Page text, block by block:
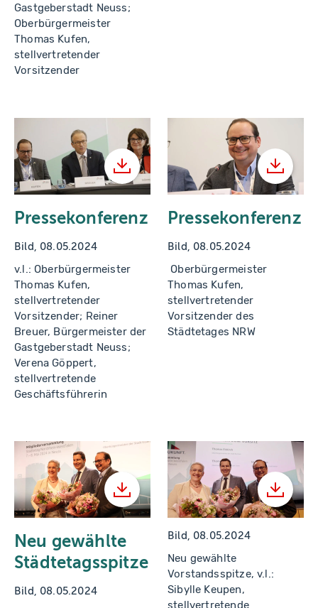
Gastgeberstadt Neuss;
Oberbürgermeister
Thomas Kufen,
stellvertretender
Vorsitzender
Herunterladen
Pressekonferenz
Bild, 08.05.2024
v.l.: Oberbürgermeister
Thomas Kufen,
stellvertretender
Vorsitzender; Reiner
Breuer, Bürgermeister der
Gastgeberstadt Neuss;
Verena Göppert,
stellvertretende
Geschäftsführerin
Pressekonferenz
Bild, 08.05.2024
Oberbürgermeister
Thomas Kufen,
stellvertretender
Vorsitzender des
Städtetages NRW
Herunterladen
Neu gewählte
Städtetagsspitze
Bild, 08.05.2024
Bild, 08.05.2024
Neu gewählte
Vorstandsspitze, v.l.:
Sibylle Keupen,
stellvertretende